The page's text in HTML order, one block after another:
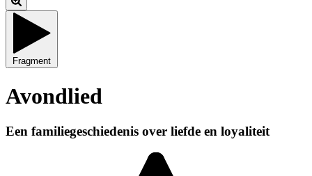
Fragment
Avondlied
Een familiegeschiedenis over liefde en loyaliteit